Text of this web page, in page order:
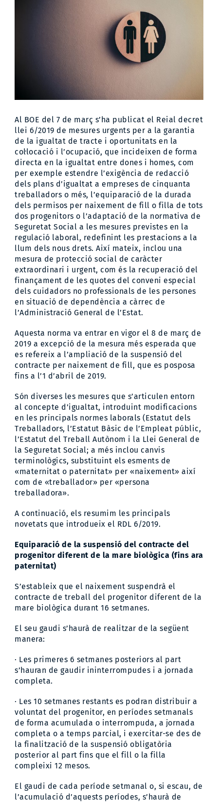
Al BOE del 7 de març s’ha publicat el Reial decret
llei 6/2019 de mesures urgents per a la garantia
de la igualtat de tracte i oportunitats en la
col·locació i l’ocupació, que incideixen de forma
directa en la igualtat entre dones i homes, com
per exemple estendre l’exigència de redacció
dels plans d’igualtat a empreses de cinquanta
treballadors o més, l’equiparació de la durada
dels permisos per naixement de fill o filla de tots
dos progenitors o l’adaptació de la normativa de
Seguretat Social a les mesures previstes en la
regulació laboral, redefinint les prestacions a la
llum dels nous drets. Així mateix, inclou una
mesura de protecció social de caràcter
extraordinari i urgent, com és la recuperació del
finançament de les quotes del conveni especial
dels cuidadors no professionals de les persones
en situació de dependència a càrrec de
l’Administració General de l’Estat.
Aquesta norma va entrar en vigor el 8 de març de
2019 a excepció de la mesura més esperada que
es refereix a l’ampliació de la suspensió del
contracte per naixement de fill, que es posposa
fins a l’1 d’abril de 2019.
Són diverses les mesures que s’articulen entorn
al concepte d’igualtat, introduint modificacions
en les principals normes laborals (Estatut dels
Treballadors, l’Estatut Bàsic de l’Empleat públic,
l’Estatut del Treball Autònom i la Llei General de
la Seguretat Social; a més inclou canvis
terminològics, substituint els esments de
«maternitat o paternitat» per «naixement» així
com de «treballador» per «persona
treballadora».
A continuació, els resumim les principals
novetats que introdueix el RDL 6/2019.
Equiparació de la suspensió del contracte del
progenitor diferent de la mare biològica (fins ara
paternitat)
S’estableix que el naixement suspendrà el
contracte de treball del progenitor diferent de la
mare biològica durant 16 setmanes.
El seu gaudi s’haurà de realitzar de la següent
manera:
· Les primeres 6 setmanes posteriors al part
s’hauran de gaudir ininterrompudes i a jornada
completa.
· Les 10 setmanes restants es podran distribuir a
voluntat del progenitor, en períodes setmanals
de forma acumulada o interrompuda, a jornada
completa o a temps parcial, i exercitar-se des de
la finalització de la suspensió obligatòria
posterior al part fins que el fill o la filla
compleixi 12 mesos.
El gaudi de cada període setmanal o, si escau, de
l’acumulació d’aquests períodes, s’haurà de